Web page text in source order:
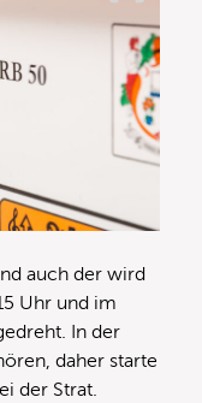
auch der wird
Uhr und im
In der
daher starte
der Strat.